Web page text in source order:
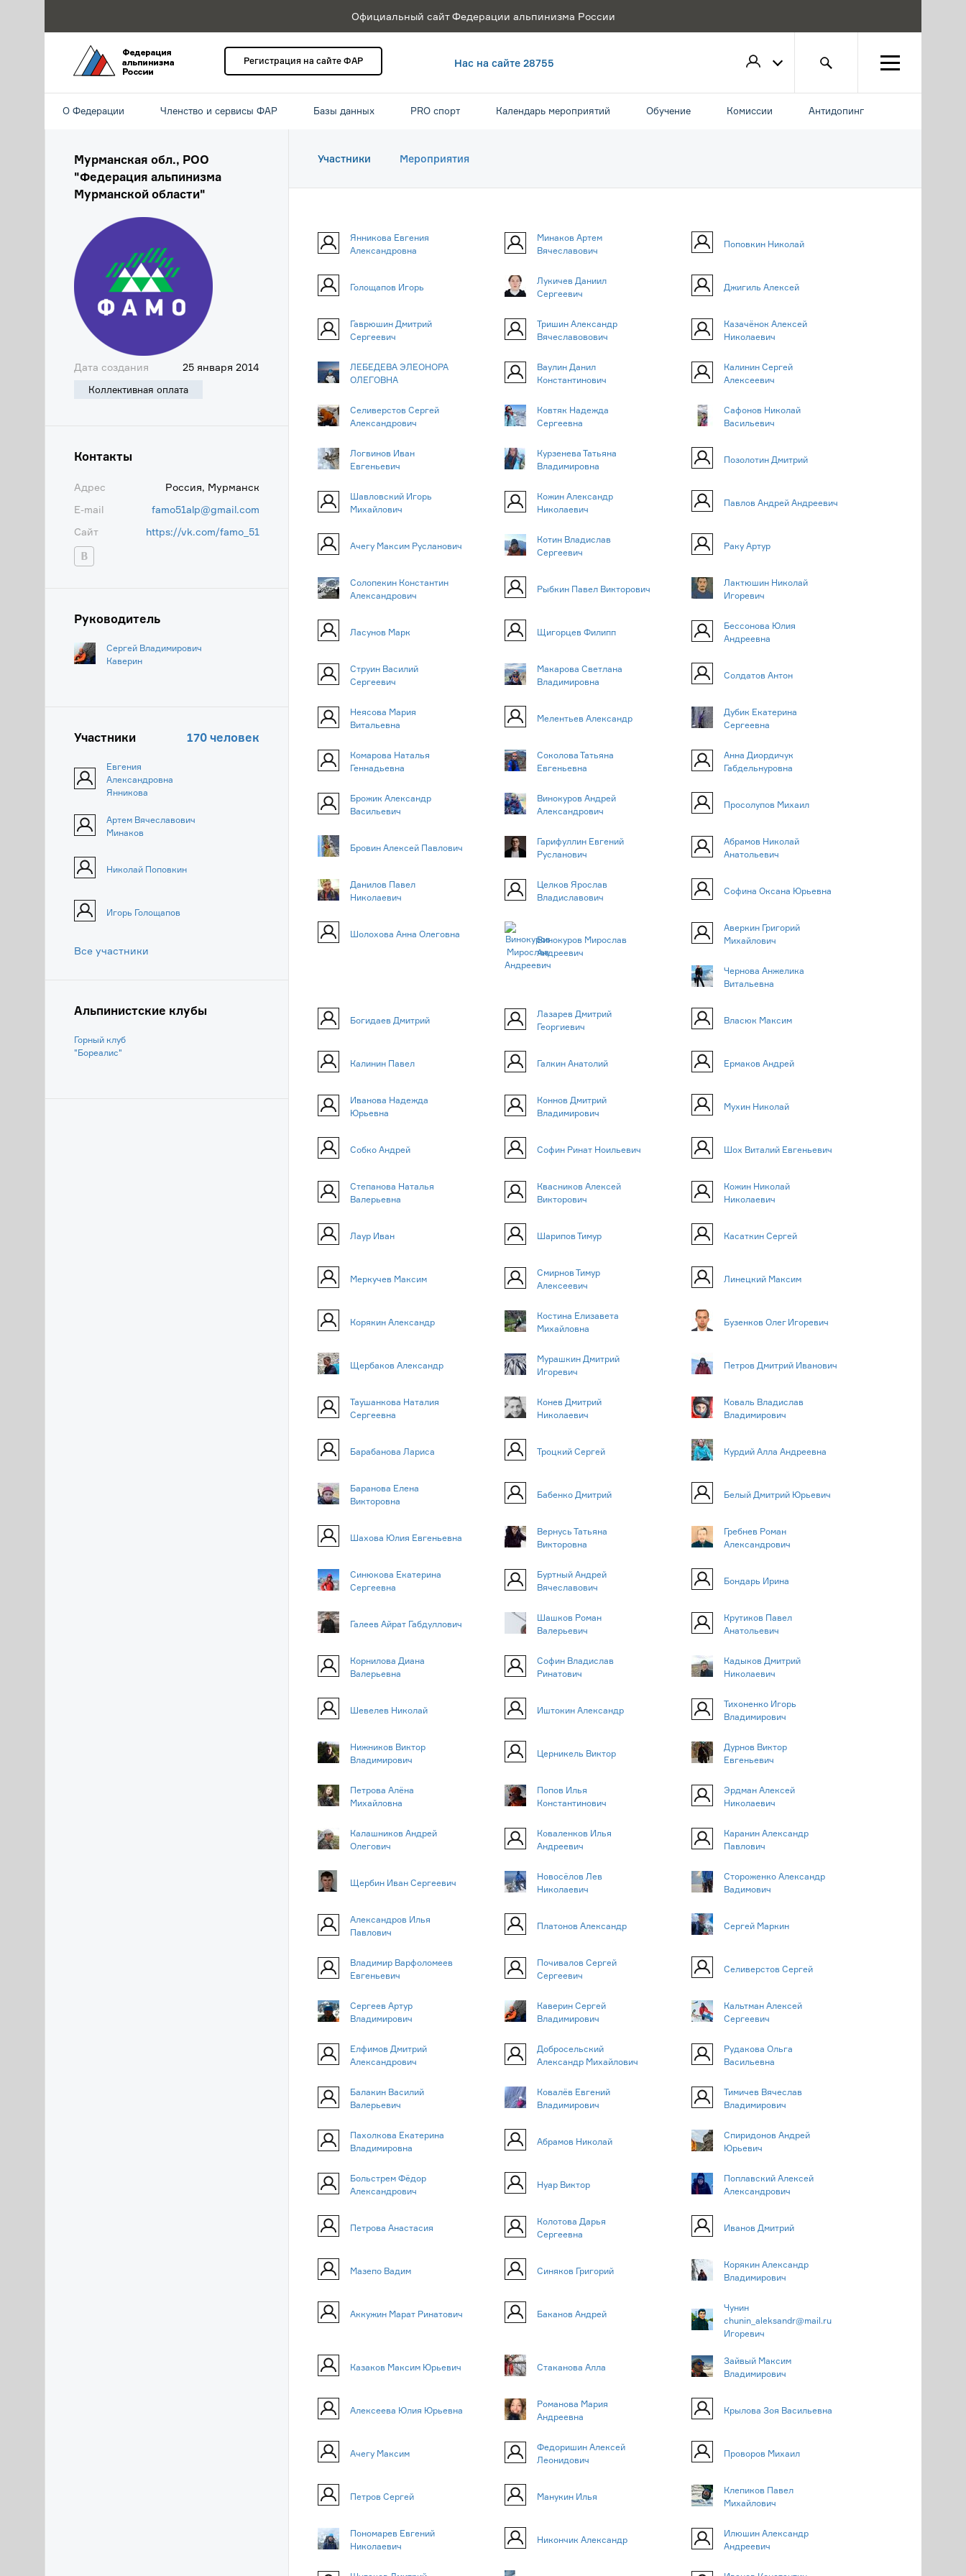
Официальный сайт Федерации альпинизма России
Регистрация на сайте ФАР Нас на сайте 28755
О Федерации Членство и сервисы ФАР Базы данных PRO спорт Календарь мероприятий Обучение Комиссии Антидопинг
Мурманская обл., РОО
"Федерация альпинизма
Мурманской области"
Дата создания 25 января 2014
Коллективная оплата
Контакты
Адрес
Россия, Мурманск
E-mail
famo51alp@gmail.com
Сайт
https://vk.com/famo_51
Руководитель
Сергей Владимирович
Каверин
Участники 170 человек
Евгения
Александровна
Янникова
Артем Вячеславович
Минаков
Николай Поповкин
Игорь Голощапов
Все участники
Альпинистские клубы
Горный клуб
"Бореалис"
Участники Мероприятия
Янникова Евгения
Александровна
Минаков Артем
Вячеславович
Поповкин Николай
Голощапов Игорь
Лукичев Даниил
Сергеевич
Джигиль Алексей
Гаврюшин Дмитрий
Сергеевич
Тришин Александр
Вячеславовович
Казачёнок Алексей
Николаевич
ЛЕБЕДЕВА ЭЛЕОНОРА
ОЛЕГОВНА
Ваулин Данил
Константинович
Калинин Сергей
Алексеевич
Селиверстов Сергей
Александрович
Ковтяк Надежда
Сергеевна
Сафонов Николай
Васильевич
Логвинов Иван
Евгеньевич
Курзенева Татьяна
Владимировна
Позолотин Дмитрий
Шавловский Игорь
Михайлович
Кожин Александр
Николаевич
Павлов Андрей Андреевич
Ачегу Максим Русланович
Котин Владислав
Сергеевич
Раку Артур
Солопекин Константин
Александрович
Рыбкин Павел Викторович
Лактюшин Николай
Игоревич
Ласунов Марк Щигорцев Филипп
Бессонова Юлия
Андреевна
Струин Василий
Сергеевич
Макарова Светлана
Владимировна
Солдатов Антон
Неясова Мария
Витальевна
Мелентьев Александр
Дубик Екатерина
Сергеевна
Комарова Наталья
Геннадьевна
Соколова Татьяна
Евгеньевна
Анна Диордичук
Габдельнуровна
Брожик Александр
Васильевич
Винокуров Андрей
Александрович
Просолупов Михаил
Бровин Алексей Павлович
Гарифуллин Евгений
Русланович
Абрамов Николай
Анатольевич
Данилов Павел
Николаевич
Целков Ярослав
Владиславович
Софина Оксана Юрьевна
Шолохова Анна Олеговна
Винокуров Мирослав
Андреевич
Аверкин Григорий
Михайлович
Чернова Анжелика
Витальевна
Богидаев Дмитрий
Лазарев Дмитрий
Георгиевич
Власюк Максим
Калинин Павел Галкин Анатолий Ермаков Андрей
Иванова Надежда
Юрьевна
Коннов Дмитрий
Владимирович
Мухин Николай
Собко Андрей Софин Ринат Ноильевич Шох Виталий Евгеньевич
Степанова Наталья
Валерьевна
Квасников Алексей
Викторович
Кожин Николай
Николаевич
Лаур Иван Шарипов Тимур Касаткин Сергей
Меркучев Максим
Смирнов Тимур
Алексеевич
Линецкий Максим
Корякин Александр
Костина Елизавета
Михайловна
Бузенков Олег Игоревич
Щербаков Александр
Мурашкин Дмитрий
Игоревич
Петров Дмитрий Иванович
Таушанкова Наталия
Сергеевна
Конев Дмитрий
Николаевич
Коваль Владислав
Владимирович
Барабанова Лариса Троцкий Сергей Курдий Алла Андреевна
Баранова Елена
Викторовна
Бабенко Дмитрий Белый Дмитрий Юрьевич
Шахова Юлия Евгеньевна
Вернусь Татьяна
Викторовна
Гребнев Роман
Александрович
Синюкова Екатерина
Сергеевна
Буртный Андрей
Вячеславович
Бондарь Ирина
Галеев Айрат Габдуллович
Шашков Роман
Валерьевич
Крутиков Павел
Анатольевич
Корнилова Диана
Валерьевна
Софин Владислав
Ринатович
Кадыков Дмитрий
Николаевич
Шевелев Николай Иштокин Александр
Тихоненко Игорь
Владимирович
Нижников Виктор
Владимирович
Церникель Виктор
Дурнов Виктор
Евгеньевич
Петрова Алёна
Михайловна
Попов Илья
Константинович
Эрдман Алексей
Николаевич
Калашников Андрей
Олегович
Коваленков Илья
Андреевич
Каранин Александр
Павлович
Щербин Иван Сергеевич
Новосёлов Лев
Николаевич
Стороженко Александр
Вадимович
Александров Илья
Павлович
Платонов Александр Сергей Маркин
Владимир Варфоломеев
Евгеньевич
Почивалов Сергей
Сергеевич
Селиверстов Сергей
Сергеев Артур
Владимирович
Каверин Сергей
Владимирович
Кальтман Алексей
Сергеевич
Елфимов Дмитрий
Александрович
Добросельский
Александр Михайлович
Рудакова Ольга
Васильевна
Балакин Василий
Валерьевич
Ковалёв Евгений
Владимирович
Тимичев Вячеслав
Владимирович
Пахолкова Екатерина
Владимировна
Абрамов Николай
Спиридонов Андрей
Юрьевич
Больстрем Фёдор
Александрович
Нуар Виктор
Поплавский Алексей
Александрович
Петрова Анастасия
Колотова Дарья
Сергеевна
Иванов Дмитрий
Мазепо Вадим Синяков Григорий
Корякин Александр
Владимирович
Аккужин Марат Ринатович Баканов Андрей
Чунин
chunin_aleksandr@mail.ru
Игоревич
Казаков Максим Юрьевич Стаканова Алла
Зайвый Максим
Владимирович
Алексеева Юлия Юрьевна
Романова Мария
Андреевна
Крылова Зоя Васильевна
Ачегу Максим
Федоришин Алексей
Леонидович
Проворов Михаил
Петров Сергей Манукин Илья
Клепиков Павел
Михайлович
Пономарев Евгений
Николаевич
Никончик Александр
Илюшин Александр
Андреевич